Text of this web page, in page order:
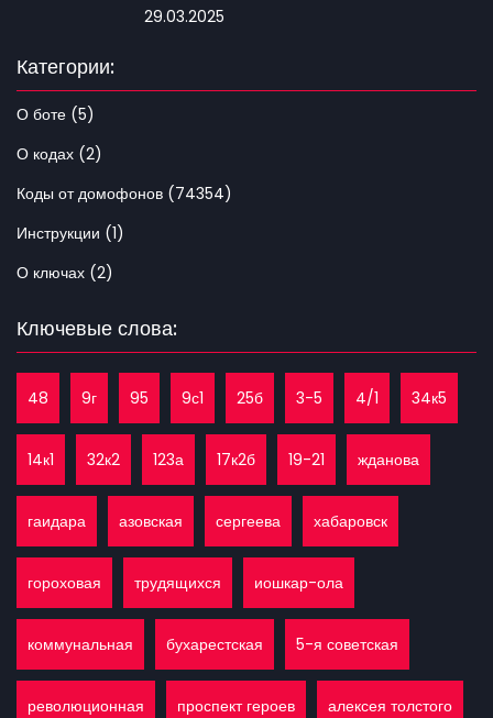
29.03.2025
Категории:
О боте (5)
О кодах (2)
Коды от домофонов (74354)
Инструкции (1)
О ключах (2)
Ключевые слова:
48 9г 95 9с1 25б 3-5 4/1 34к5
14к1 32к2 123а 17к2б 19-21 жданова
гаидара азовская сергеева хабаровск
гороховая трудящихся иошкар-ола
коммунальная бухарестская 5-я советская
революционная проспект героев алексея толстого